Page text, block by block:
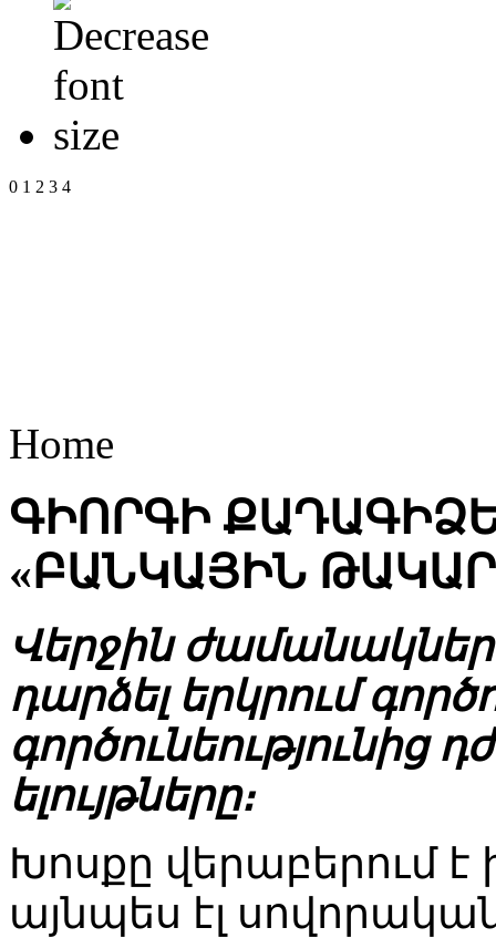
0 1 2 3 4
Home
ԳԻՈՐԳԻ
«ԲԱՆԿԱՅԻՆ
Վերջին
դարձել երկրում
գործունեությունից
ելույթները։
Խոսքը վերաբերում է
այնպես էլ